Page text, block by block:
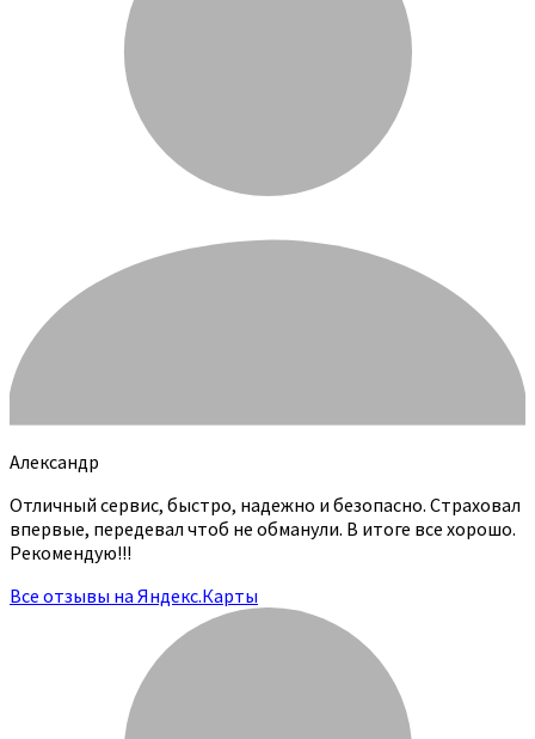
Александр
Отличный сервис, быстро, надежно и безопасно. Страховал
впервые, передевал чтоб не обманули. В итоге все хорошо.
Рекомендую!!!
Все отзывы на Яндекс.Карты